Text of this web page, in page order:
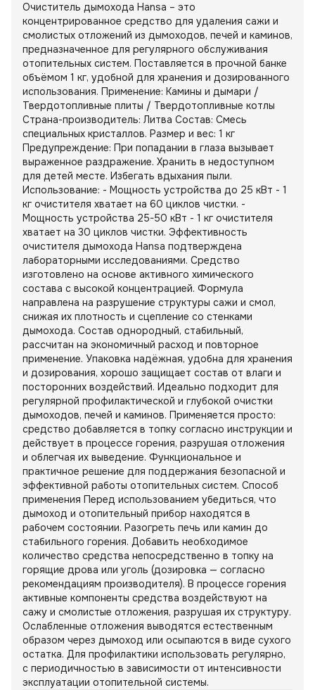
Очиститель дымохода Hansa – это
концентрированное средство для удаления сажи и
смолистых отложений из дымоходов, печей и каминов,
предназначенное для регулярного обслуживания
отопительных систем. Поставляется в прочной банке
объёмом 1 кг, удобной для хранения и дозированного
использования. Применение: Камины и дымари /
Твердотопливные плиты / Твердотопливные котлы
Страна-производитель: Литва Состав: Смесь
специальных кристаллов. Размер и вес: 1 кг
Предупреждение: При попадании в глаза вызывает
выраженное раздражение. Хранить в недоступном
для детей месте. Избегать вдыхания пыли.
Использование: - Мощность устройства до 25 кВт - 1
кг очистителя хватает на 60 циклов чистки. -
Мощность устройства 25-50 кВт - 1 кг очистителя
хватает на 30 циклов чистки. Эффективность
очистителя дымохода Hansa подтверждена
лабораторными исследованиями. Средство
изготовлено на основе активного химического
состава с высокой концентрацией. Формула
направлена на разрушение структуры сажи и смол,
снижая их плотность и сцепление со стенками
дымохода. Состав однородный, стабильный,
рассчитан на экономичный расход и повторное
применение. Упаковка надёжная, удобна для хранения
и дозирования, хорошо защищает состав от влаги и
посторонних воздействий. Идеально подходит для
регулярной профилактической и глубокой очистки
дымоходов, печей и каминов. Применяется просто:
средство добавляется в топку согласно инструкции и
действует в процессе горения, разрушая отложения
и облегчая их выведение. Функциональное и
практичное решение для поддержания безопасной и
эффективной работы отопительных систем. Способ
применения Перед использованием убедиться, что
дымоход и отопительный прибор находятся в
рабочем состоянии. Разогреть печь или камин до
стабильного горения. Добавить необходимое
количество средства непосредственно в топку на
горящие дрова или уголь (дозировка — согласно
рекомендациям производителя). В процессе горения
активные компоненты средства воздействуют на
сажу и смолистые отложения, разрушая их структуру.
Ослабленные отложения выводятся естественным
образом через дымоход или осыпаются в виде сухого
остатка. Для профилактики использовать регулярно,
с периодичностью в зависимости от интенсивности
эксплуатации отопительной системы.